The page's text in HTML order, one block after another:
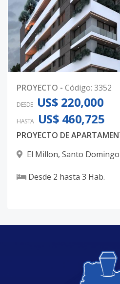
PROYECTO - Código: 3352
DESDE US$ 220,000
HASTA US$ 460,725
PROYECTO DE
El Millon, Santo Domingo
Desde 2 hasta 3 Hab.